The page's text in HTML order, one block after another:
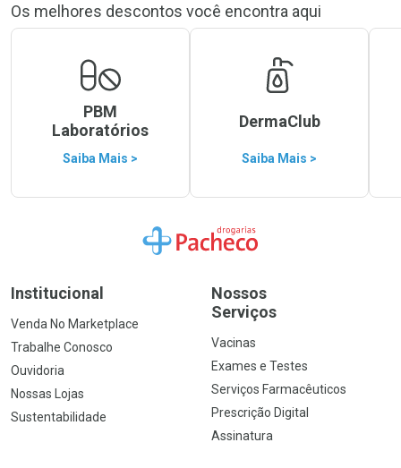
Os melhores descontos você encontra aqui
PBM
Laboratórios
Saiba Mais >
DermaClub
Saiba Mais >
Ir para a Home
Institucional
Venda No Marketplace
Trabalhe Conosco
Ouvidoria
Nossas Lojas
Sustentabilidade
Nossos
Serviços
Vacinas
Exames e Testes
Serviços Farmacêuticos
Prescrição Digital
Assinatura